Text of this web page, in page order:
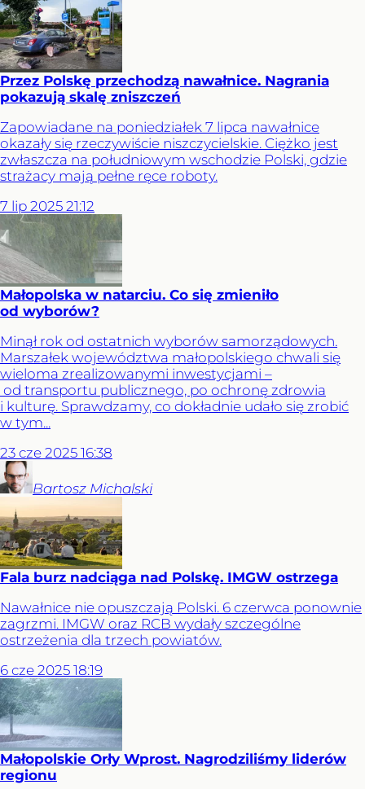
Przez Polskę przechodzą nawałnice. Nagrania
pokazują skalę zniszczeń
Zapowiadane na poniedziałek 7 lipca nawałnice
okazały się rzeczywiście niszczycielskie. Ciężko jest
zwłaszcza na południowym wschodzie Polski, gdzie
strażacy mają pełne ręce roboty.
7 lip 2025 21:12
Małopolska w natarciu. Co się zmieniło
od wyborów?
Minął rok od ostatnich wyborów samorządowych.
Marszałek województwa małopolskiego chwali się
wieloma zrealizowanymi inwestycjami –
od transportu publicznego, po ochronę zdrowia
i kulturę. Sprawdzamy, co dokładnie udało się zrobić
w tym...
23 cze 2025 16:38
Bartosz Michalski
Fala burz nadciąga nad Polskę. IMGW ostrzega
Nawałnice nie opuszczają Polski. 6 czerwca ponownie
zagrzmi. IMGW oraz RCB wydały szczególne
ostrzeżenia dla trzech powiatów.
6 cze 2025 18:19
Małopolskie Orły Wprost. Nagrodziliśmy liderów
regionu